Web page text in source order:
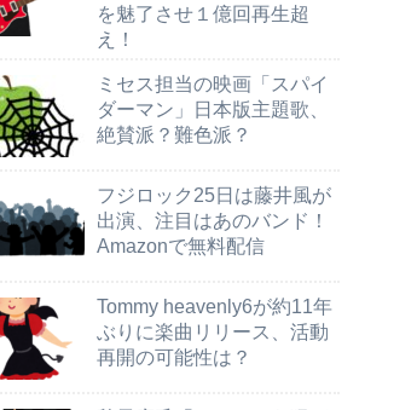
を魅了させ１億回再生超
え！
ミセス担当の映画「スパイ
ダーマン」日本版主題歌、
絶賛派？難色派？
フジロック25日は藤井風が
出演、注目はあのバンド！
Amazonで無料配信
Tommy heavenly6が約11年
ぶりに楽曲リリース、活動
再開の可能性は？